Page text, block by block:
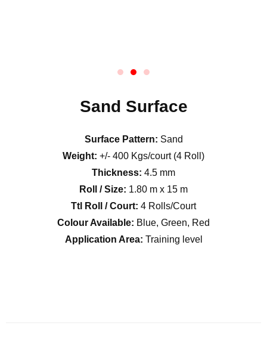
Sand Surface
Surface Pattern: Sand
Weight: +/- 400 Kgs/court (4 Roll)
Thickness: 4.5 mm
Roll / Size: 1.80 m x 15 m
Ttl Roll / Court: 4 Rolls/Court
Colour Available: Blue, Green, Red
Application Area: Training level